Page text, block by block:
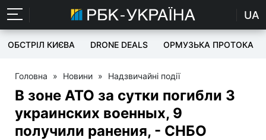
UA
ОБСТРІЛ КИЄВА DRONE DEALS ОРМУЗЬКА ПРОТОКА
Головна » Новини » Надзвичайні події
В зоне АТО за сутки погибли 3
украинских военных, 9
получили ранения, - СНБО